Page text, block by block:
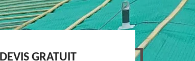
GRATUIT